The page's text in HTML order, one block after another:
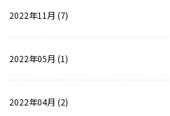
2022年11月 (7)
2022年05月 (1)
2022年04月 (2)